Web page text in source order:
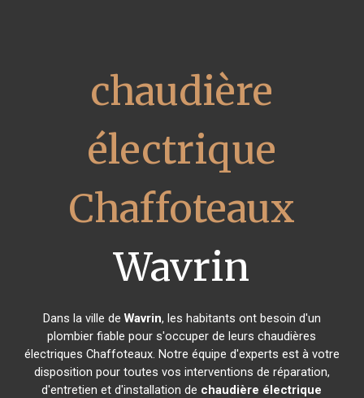
chaudière
électrique
Chaffoteaux
Wavrin
Dans la ville de Wavrin, les habitants ont besoin d'un
plombier fiable pour s'occuper de leurs chaudières
électriques Chaffoteaux. Notre équipe d'experts est à votre
disposition pour toutes vos interventions de réparation,
d'entretien et d'installation de chaudière électrique